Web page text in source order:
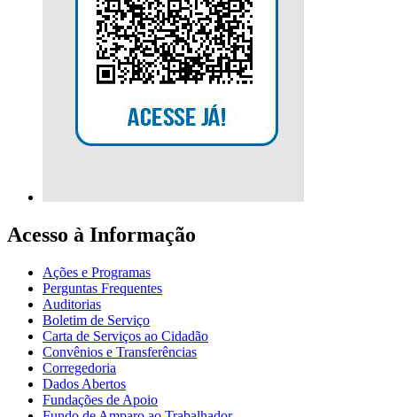
Acesso à Informação
Ações e Programas
Perguntas Frequentes
Auditorias
Boletim de Serviço
Carta de Serviços ao Cidadão
Convênios e Transferências
Corregedoria
Dados Abertos
Fundações de Apoio